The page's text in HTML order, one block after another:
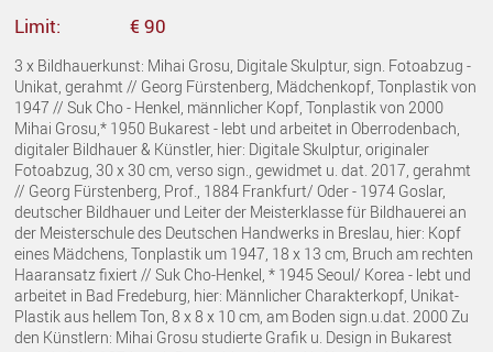
Limit: € 90
3 x Bildhauerkunst: Mihai Grosu, Digitale Skulptur, sign. Fotoabzug -
Unikat, gerahmt // Georg Fürstenberg, Mädchenkopf, Tonplastik von
1947 // Suk Cho - Henkel, männlicher Kopf, Tonplastik von 2000
Mihai Grosu,* 1950 Bukarest - lebt und arbeitet in Oberrodenbach,
digitaler Bildhauer & Künstler, hier: Digitale Skulptur, originaler
Fotoabzug, 30 x 30 cm, verso sign., gewidmet u. dat. 2017, gerahmt
// Georg Fürstenberg, Prof., 1884 Frankfurt/ Oder - 1974 Goslar,
deutscher Bildhauer und Leiter der Meisterklasse für Bildhauerei an
der Meisterschule des Deutschen Handwerks in Breslau, hier: Kopf
eines Mädchens, Tonplastik um 1947, 18 x 13 cm, Bruch am rechten
Haaransatz fixiert // Suk Cho-Henkel, * 1945 Seoul/ Korea - lebt und
arbeitet in Bad Fredeburg, hier: Männlicher Charakterkopf, Unikat-
Plastik aus hellem Ton, 8 x 8 x 10 cm, am Boden sign.u.dat. 2000 Zu
den Künstlern: Mihai Grosu studierte Grafik u. Design in Bukarest